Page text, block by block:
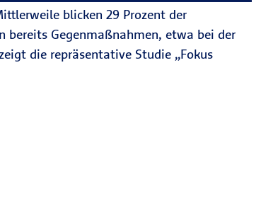
blicken 29 Prozent der
bereits Gegenmaßnahmen, etwa bei der
die repräsentative Studie „Fokus